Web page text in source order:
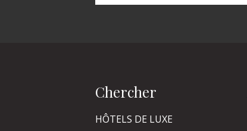
Chercher
HÔTELS DE LUXE